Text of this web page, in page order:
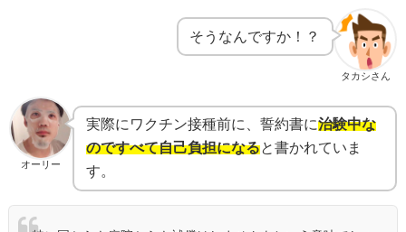
タカシさん
そうなんですか！？
オーリー
実際にワクチン接種前に、誓約書に治験中な
のですべて自己負担になると書かれていま
す。